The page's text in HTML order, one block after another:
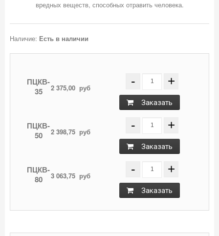
Наличие: Есть в наличии
ПЦКВ-
35
2 375,00руб - +
Заказать
ПЦКВ-
50
2 398,75руб - +
Заказать
ПЦКВ-
80
3 063,75руб - +
Заказать